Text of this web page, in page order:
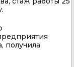
получила